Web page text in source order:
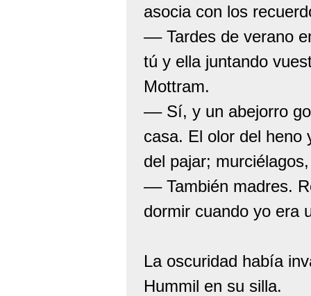
asocia con los
–– Tardes de verano
tú y ella juntando
Mottram.
–– Sí, y un abejorro
casa. El olor del heno
del pajar;
–– También madres.
dormir cuando yo era
La oscuridad había
Hummil en su silla.